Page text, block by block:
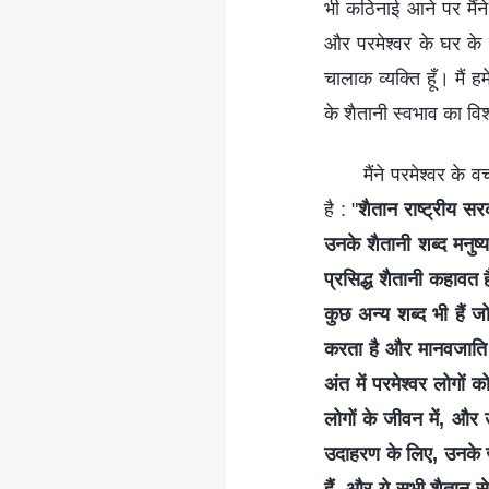
भी कठिनाई आने पर मैंने
और परमेश्वर के घर के
चालाक व्यक्ति हूँ। मैं
के शैतानी स्वभाव का
मैंने परमेश्वर के
है : "शैतान राष्ट्रीय
उनके शैतानी शब्द
प्रसिद्ध शैतानी
कुछ अन्य शब्द भी हैं जो
करता है और
अंत में परमेश्वर लोगों
लोगों के जीवन में, और
उदाहरण के लिए, उनके